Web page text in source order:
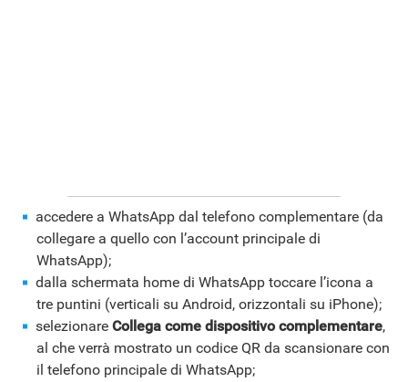
accedere a WhatsApp dal telefono complementare (da
collegare a quello con l’account principale di
WhatsApp);
dalla schermata home di WhatsApp toccare l’icona a
tre puntini (verticali su Android, orizzontali su iPhone);
selezionare Collega come dispositivo complementare,
al che verrà mostrato un codice QR da scansionare con
il telefono principale di WhatsApp;